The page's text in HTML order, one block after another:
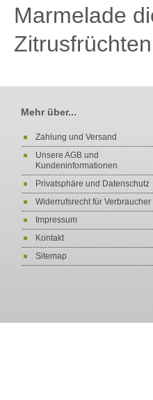
Marmelade
Mehr über...
Zahlung und Versand
Unsere AGB und
Kundeninformationen
Privatsphäre und Datenschutz
Widerrufsrecht für Verbraucher
Impressum
Kontakt
Sitemap